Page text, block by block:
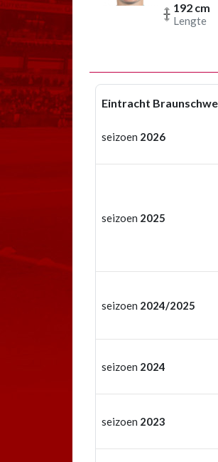
192 cm
Lengte
Eintracht
seizoen 2026
seizoen 2025
seizoen 2024/2025
seizoen 2024
seizoen 2023